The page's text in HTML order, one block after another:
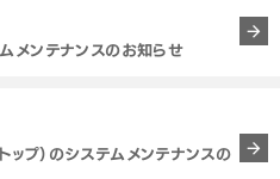
メンテナンスのお知らせ
ップ）のシステムメンテナンスの